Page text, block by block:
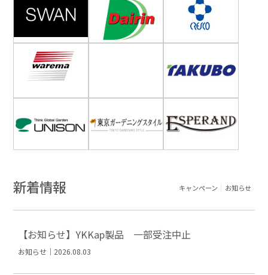
新着情報 キャンペーン お知らせ
【お知らせ】YKKap製品 一部受注中止
お知らせ｜2026.08.03